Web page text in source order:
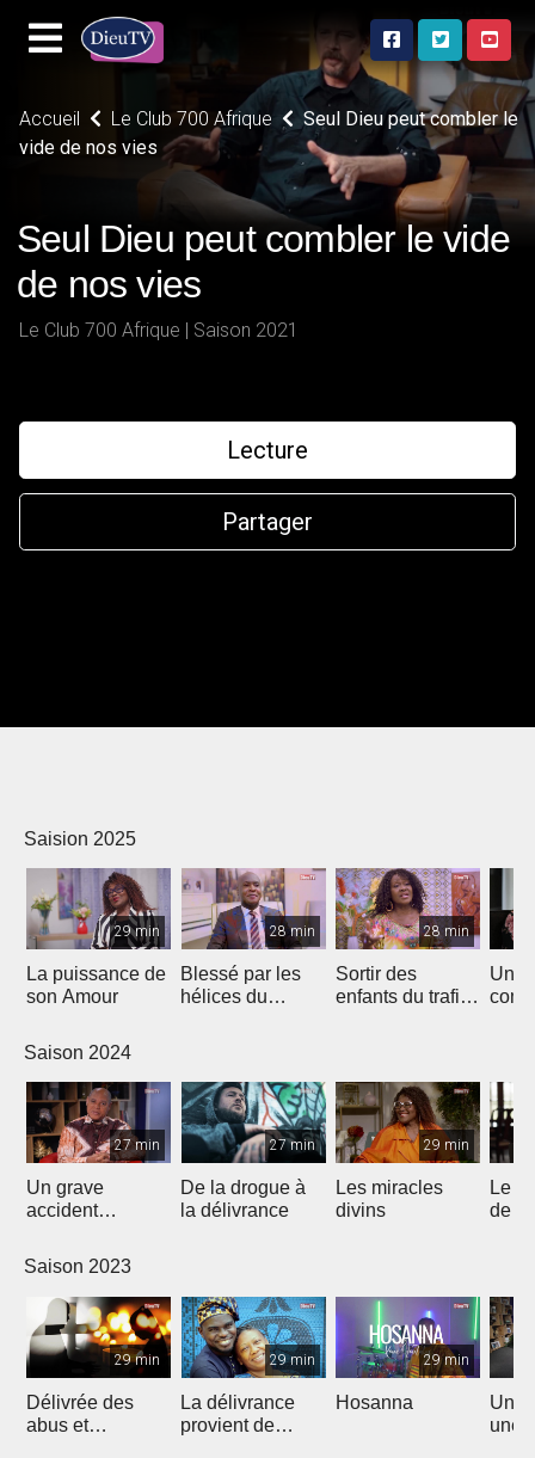
Accueil Le Club 700 Afrique
Seul Dieu peut combler le
vide de nos vies
Seul Dieu peut combler le vide
de nos vies
Le Club 700 Afrique | Saison 2021
Lecture
Partager
Saision 2025
29 min
La puissance de
son Amour
28 min
Blessé par les
hélices du
28 min
Sortir des
enfants du trafic
Un
Saison 2024
27 min
Un grave
accident
vie
27 min
De la drogue à
la délivrance
29 min
Les miracles
divins
Le
de
Saison 2023
29 min
Délivrée des
abus et
29 min
La délivrance
provient de
29 min
Hosanna
Un
une